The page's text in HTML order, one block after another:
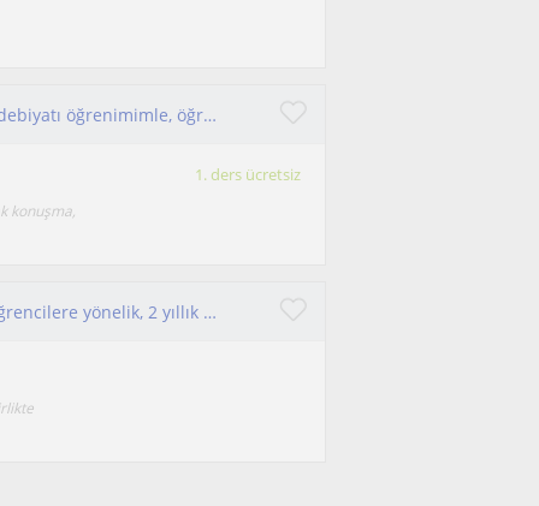
İngilizce alanındaki eğitimim ve İngiliz Dili ve Edebiyatı öğrenimimle, öğrencilerin dil becerilerini geliştireceğim
1. ders ücretsiz
konuşma,
Sıfırdan ya da temelini güçlendirmek isteyen öğrencilere yönelik, 2 yıllık mesleki teknik lise deneyimimle eğitim veriyorum